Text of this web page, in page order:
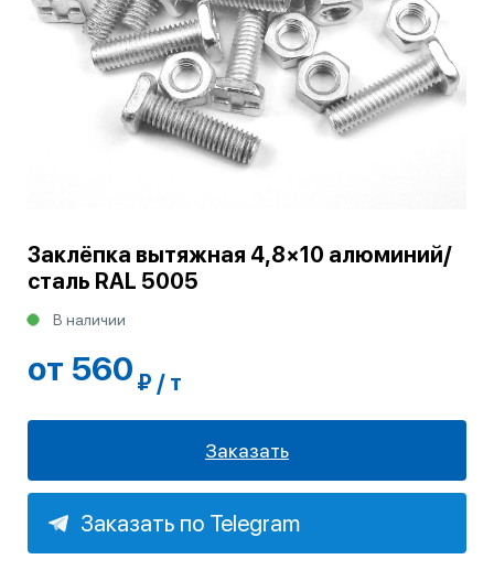
Заклёпка вытяжная 4,8×10 алюминий/
сталь RAL 5005
В наличии
от 560 ₽ / т
Заказать
Заказать по Telegram